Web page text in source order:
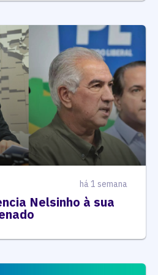
há 1 semana
Nelsinho à sua